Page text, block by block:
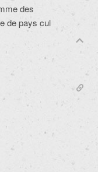
des
de pays cul